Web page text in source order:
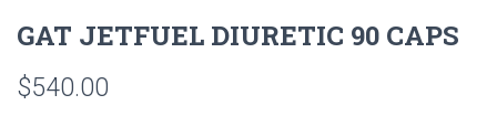
GAT JETFUEL DIURETIC 90 CAPS
$540.00